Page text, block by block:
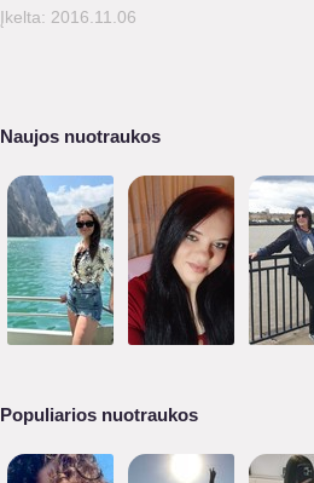
Įkelta: 2016.11.06
Naujos nuotraukos
Populiarios nuotraukos